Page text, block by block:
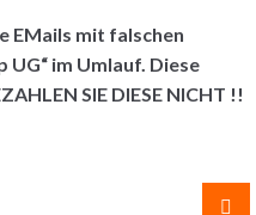
EMails mit falschen
UG“ im Umlauf. Diese
SIE DIESE NICHT !!